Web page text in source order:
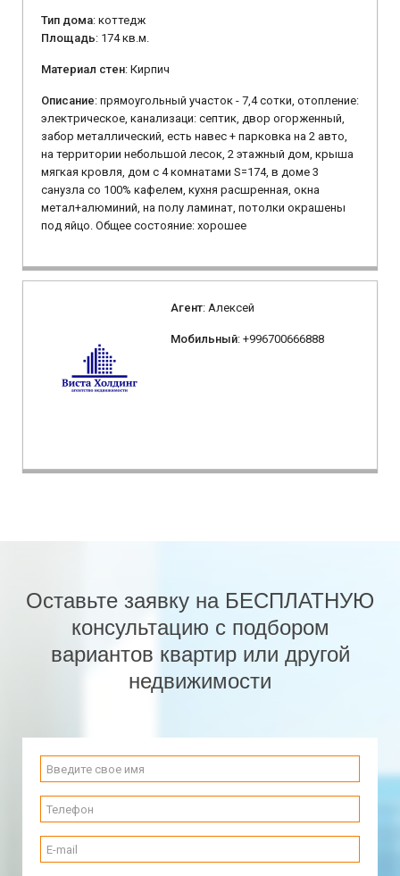
Тип дома: коттедж
Площадь: 174 кв.м.
Материал стен: Кирпич
Описание: прямоугольный участок - 7,4 сотки, отопление:
электрическое, канализаци: септик, двор огорженный,
забор металлический, есть навес + парковка на 2 авто,
на территории небольшой лесок, 2 этажный дом, крыша
мягкая кровля, дом с 4 комнатами S=174, в доме 3
санузла со 100% кафелем, кухня расшренная, окна
метал+алюминий, на полу ламинат, потолки окрашены
под яйцо. Общее состояние: хорошее
Агент: Алексей
Мобильный: +996700666888
Оставьте заявку на БЕСПЛАТНУЮ
консультацию с подбором
вариантов квартир или другой
недвижимости